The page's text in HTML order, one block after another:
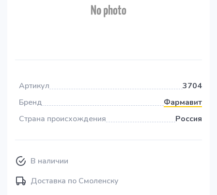
Артикул
3704
Бренд
Фармавит
Страна происхождения
Россия
В наличии
Доставка по Смоленску